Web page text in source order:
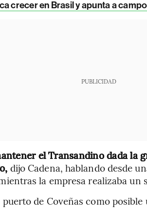
crecer en Brasil y apunta a
PUBLICIDAD
el Transandino dada la
dijo Cadena, hablando desde
la empresa realizaba
puerto de Coveñas como